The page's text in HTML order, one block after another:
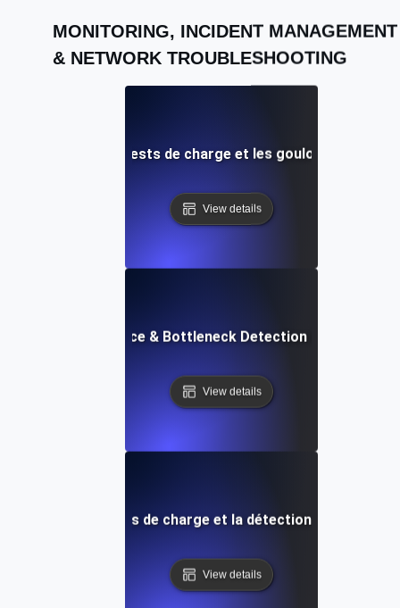
MONITORING, INCIDENT MANAGEMENT
& NETWORK TROUBLESHOOTING
sur l'IA pour les tests de charge et les goulots
View details
API Performance & Bottleneck Detection in Load
View details
APM pour les tests de charge et la détection des
View details